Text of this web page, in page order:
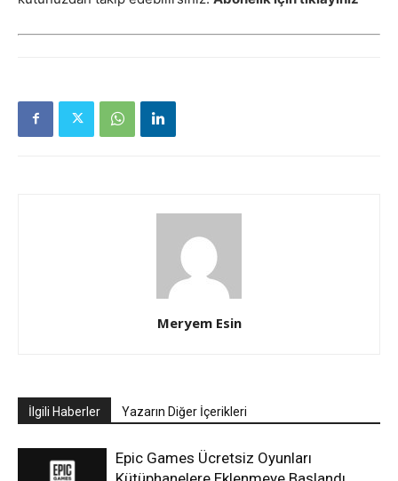
Meryem Esin
İlgili Haberler Yazarın Diğer İçerikleri
Epic Games Ücretsiz Oyunları